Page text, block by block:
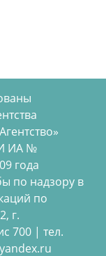
ИА №
года
по надзору в
по
г.
700 | тел.